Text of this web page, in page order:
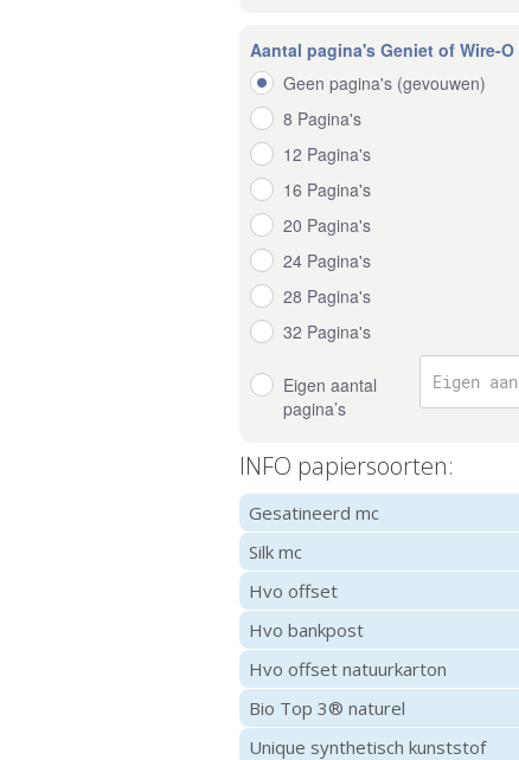
Aantal pagina's Geniet of Wire-O
Geen pagina's (gevouwen)
8 Pagina's
12 Pagina's
16 Pagina's
20 Pagina's
24 Pagina's
28 Pagina's
32 Pagina's
Eigen aantal
pagina’s
INFO papiersoorten:
Gesatineerd mc
Silk mc
Hvo offset
Hvo bankpost
Hvo offset natuurkarton
Bio Top 3® naturel
Unique synthetisch kunststof